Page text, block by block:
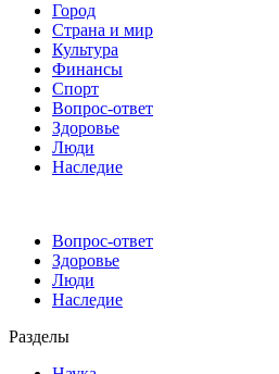
Город
Страна и мир
Культура
Финансы
Спорт
Вопрос-ответ
Здоровье
Люди
Наследие
Вопрос-ответ
Здоровье
Люди
Наследие
Разделы